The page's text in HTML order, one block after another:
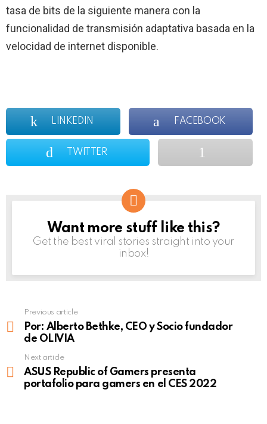
tasa de bits de la siguiente manera con la
funcionalidad de transmisión adaptativa basada en la
velocidad de internet disponible.
LINKEDIN FACEBOOK
TWITTER
NEWSLETTER
Want more stuff like this?
Get the best viral stories straight into your
inbox!
more
Previous article
Por: Alberto Bethke, CEO y Socio fundador
de OLIVIA
Next article
ASUS Republic of Gamers presenta
portafolio para gamers en el CES 2022